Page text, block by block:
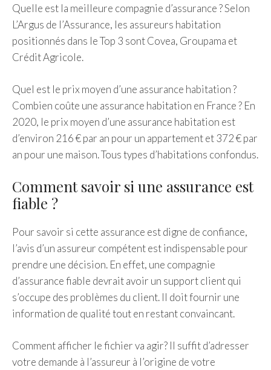
Quelle est la meilleure compagnie d’assurance ? Selon
L’Argus de l’Assurance, les assureurs habitation
positionnés dans le Top 3 sont Covea, Groupama et
Crédit Agricole.
Quel est le prix moyen d’une assurance habitation ?
Combien coûte une assurance habitation en France ? En
2020, le prix moyen d’une assurance habitation est
d’environ 216 € par an pour un appartement et 372 € par
an pour une maison. Tous types d’habitations confondus.
Comment savoir si une assurance est
fiable ?
Pour savoir si cette assurance est digne de confiance,
l’avis d’un assureur compétent est indispensable pour
prendre une décision. En effet, une compagnie
d’assurance fiable devrait avoir un support client qui
s’occupe des problèmes du client. Il doit fournir une
information de qualité tout en restant convaincant.
Comment afficher le fichier va agir? Il suffit d’adresser
votre demande à l’assureur à l’origine de votre